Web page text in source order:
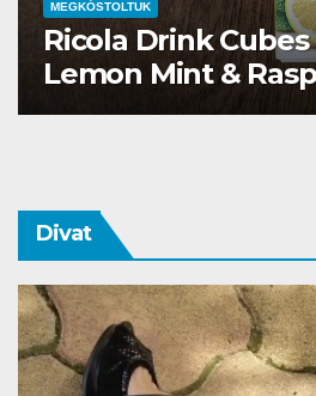
MEGKÓSTOLTUK
Ricola Drink
Lemon Mint &
Melissa
Divat